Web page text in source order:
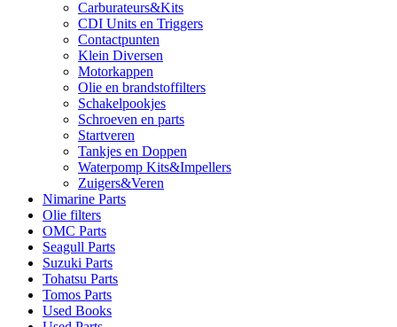
Carburateurs&Kits
CDI Units en Triggers
Contactpunten
Klein Diversen
Motorkappen
Olie en brandstoffilters
Schakelpookjes
Schroeven en parts
Startveren
Tankjes en Doppen
Waterpomp Kits&Impellers
Zuigers&Veren
Nimarine Parts
Olie filters
OMC Parts
Seagull Parts
Suzuki Parts
Tohatsu Parts
Tomos Parts
Used Books